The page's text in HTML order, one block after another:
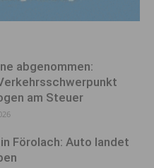
abgenommen:
am Steuer
Förolach: Auto landet